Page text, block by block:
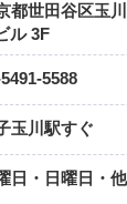
都世田谷区玉
ル 3F
5588
玉川駅すぐ
日・日曜日・